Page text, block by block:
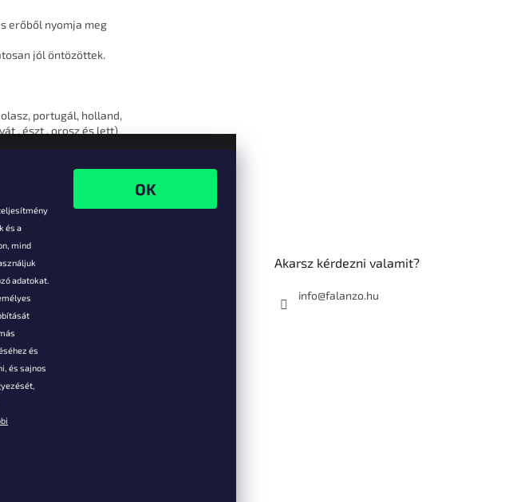
és a
mind
adatokat.
és
és sajnos
erőből nyomja meg
jól öntözöttek.
portugál, holland,
, észt , orosz és lett)
Akarsz kérdezni valamit?
info@falanzo.hu